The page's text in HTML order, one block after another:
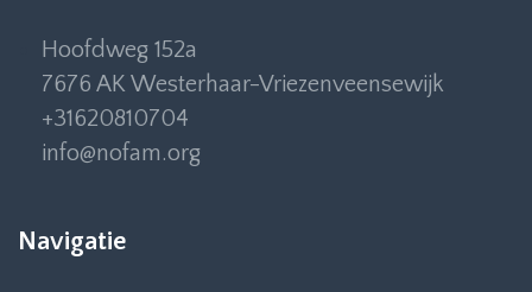
Hoofdweg 152a
7676 AK Westerhaar-Vriezenveensewijk
+31620810704
info@nofam.org
Navigatie